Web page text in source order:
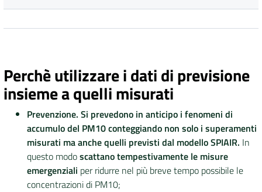
Perchè utilizzare i dati di previsione
insieme a quelli misurati
Prevenzione. Si prevedono in anticipo i fenomeni di
accumulo del PM10 conteggiando non solo i superamenti
misurati ma anche quelli previsti dal modello SPIAIR. In
questo modoscattano tempestivamente le misure
emergenziali per ridurre nel più breve tempo possibile le
concentrazioni di PM10;